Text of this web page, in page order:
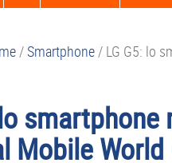
/Smartphone/ LG G5: lo
Mobile